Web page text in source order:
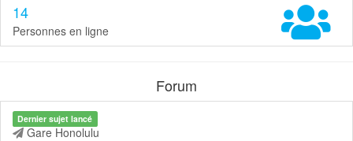
14
Personnes en ligne
Forum
Dernier sujet lancé
Gare Honolulu